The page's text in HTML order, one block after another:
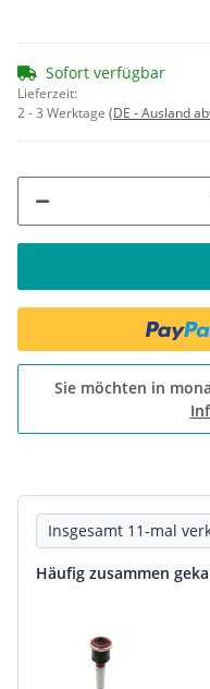
Sofort verfügbar
Lieferzeit:
2 - 3 Werktage (DE - Ausland
Sie möchten in
Insgesamt 11-mal
Häufig zusammen